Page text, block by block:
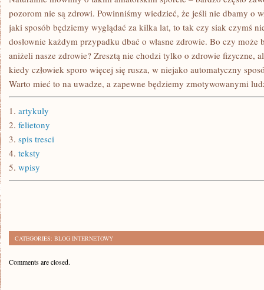
pozorom nie są zdrowi. Powinniśmy wiedzieć, że jeśli nie dbamy o
jaki sposób będziemy wyglądać za kilka lat, to tak czy siak czymś
dosłownie każdym przypadku dbać o własne zdrowie. Bo czy może
aniżeli nasze zdrowie? Zresztą nie chodzi tylko o zdrowie fizyczne,
kiedy człowiek sporo więcej się rusza, w niejako automatyczny
Warto mieć to na uwadze, a zapewne będziemy zmotywowanymi
1. artykuly
2. felietony
3. spis tresci
4. teksty
5. wpisy
CATEGORIES: BLOG INTERNETOWY
Comments are closed.